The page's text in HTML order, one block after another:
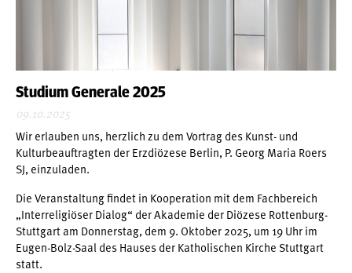
Studium Generale 2025
09.10.2025
Wir erlauben uns, herzlich zu dem Vortrag des Kunst- und
Kulturbeauftragten der Erzdiözese Berlin, P. Georg Maria Roers
SJ, einzuladen.
Die Veranstaltung findet in Kooperation mit dem Fachbereich
„Interreligiöser Dialog“ der Akademie der Diözese Rottenburg-
Stuttgart am Donnerstag, dem 9. Oktober 2025, um 19 Uhr im
Eugen-Bolz-Saal des Hauses der Katholischen Kirche Stuttgart
statt.